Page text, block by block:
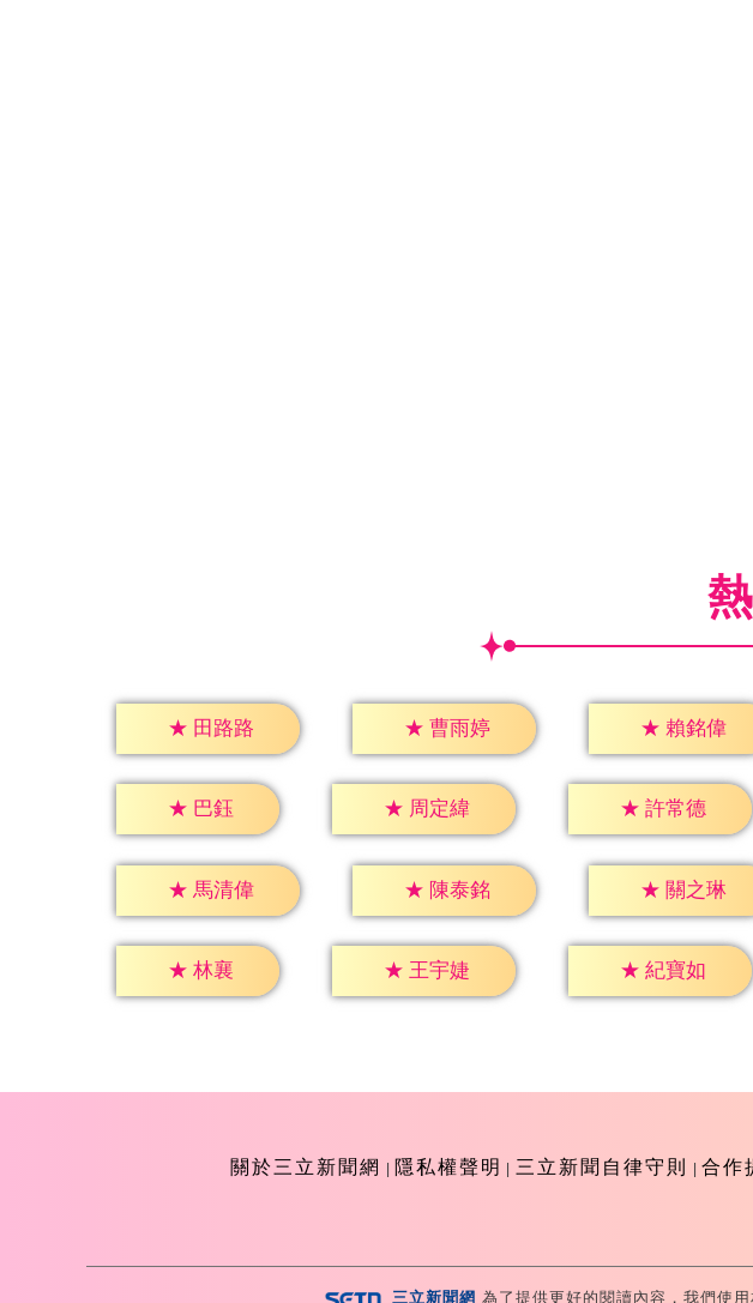
★ 田路路 ★ 曹雨婷 ★ 賴銘偉
★ 巴鈺 ★ 周定緯 ★ 許常德
★ 馬清偉 ★ 陳泰銘 ★ 關之琳
★ 林襄 ★ 王宇婕 ★ 紀寶如
關於三立新聞網 隱私權聲明 三立新聞自律守則 合作
三立新聞網 為了提供更好的閱讀內容，我們使